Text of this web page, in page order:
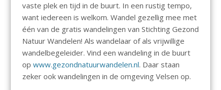
vaste plek en tijd in de buurt. In een rustig tempo,
want iedereen is welkom. Wandel gezellig mee met
één van de gratis wandelingen van Stichting Gezond
Natuur Wandelen! Als wandelaar of als vrijwillige
wandelbegeleider. Vind een wandeling in de buurt
op www.gezondnatuurwandelen.nl. Daar staan
zeker ook wandelingen in de omgeving Velsen op.